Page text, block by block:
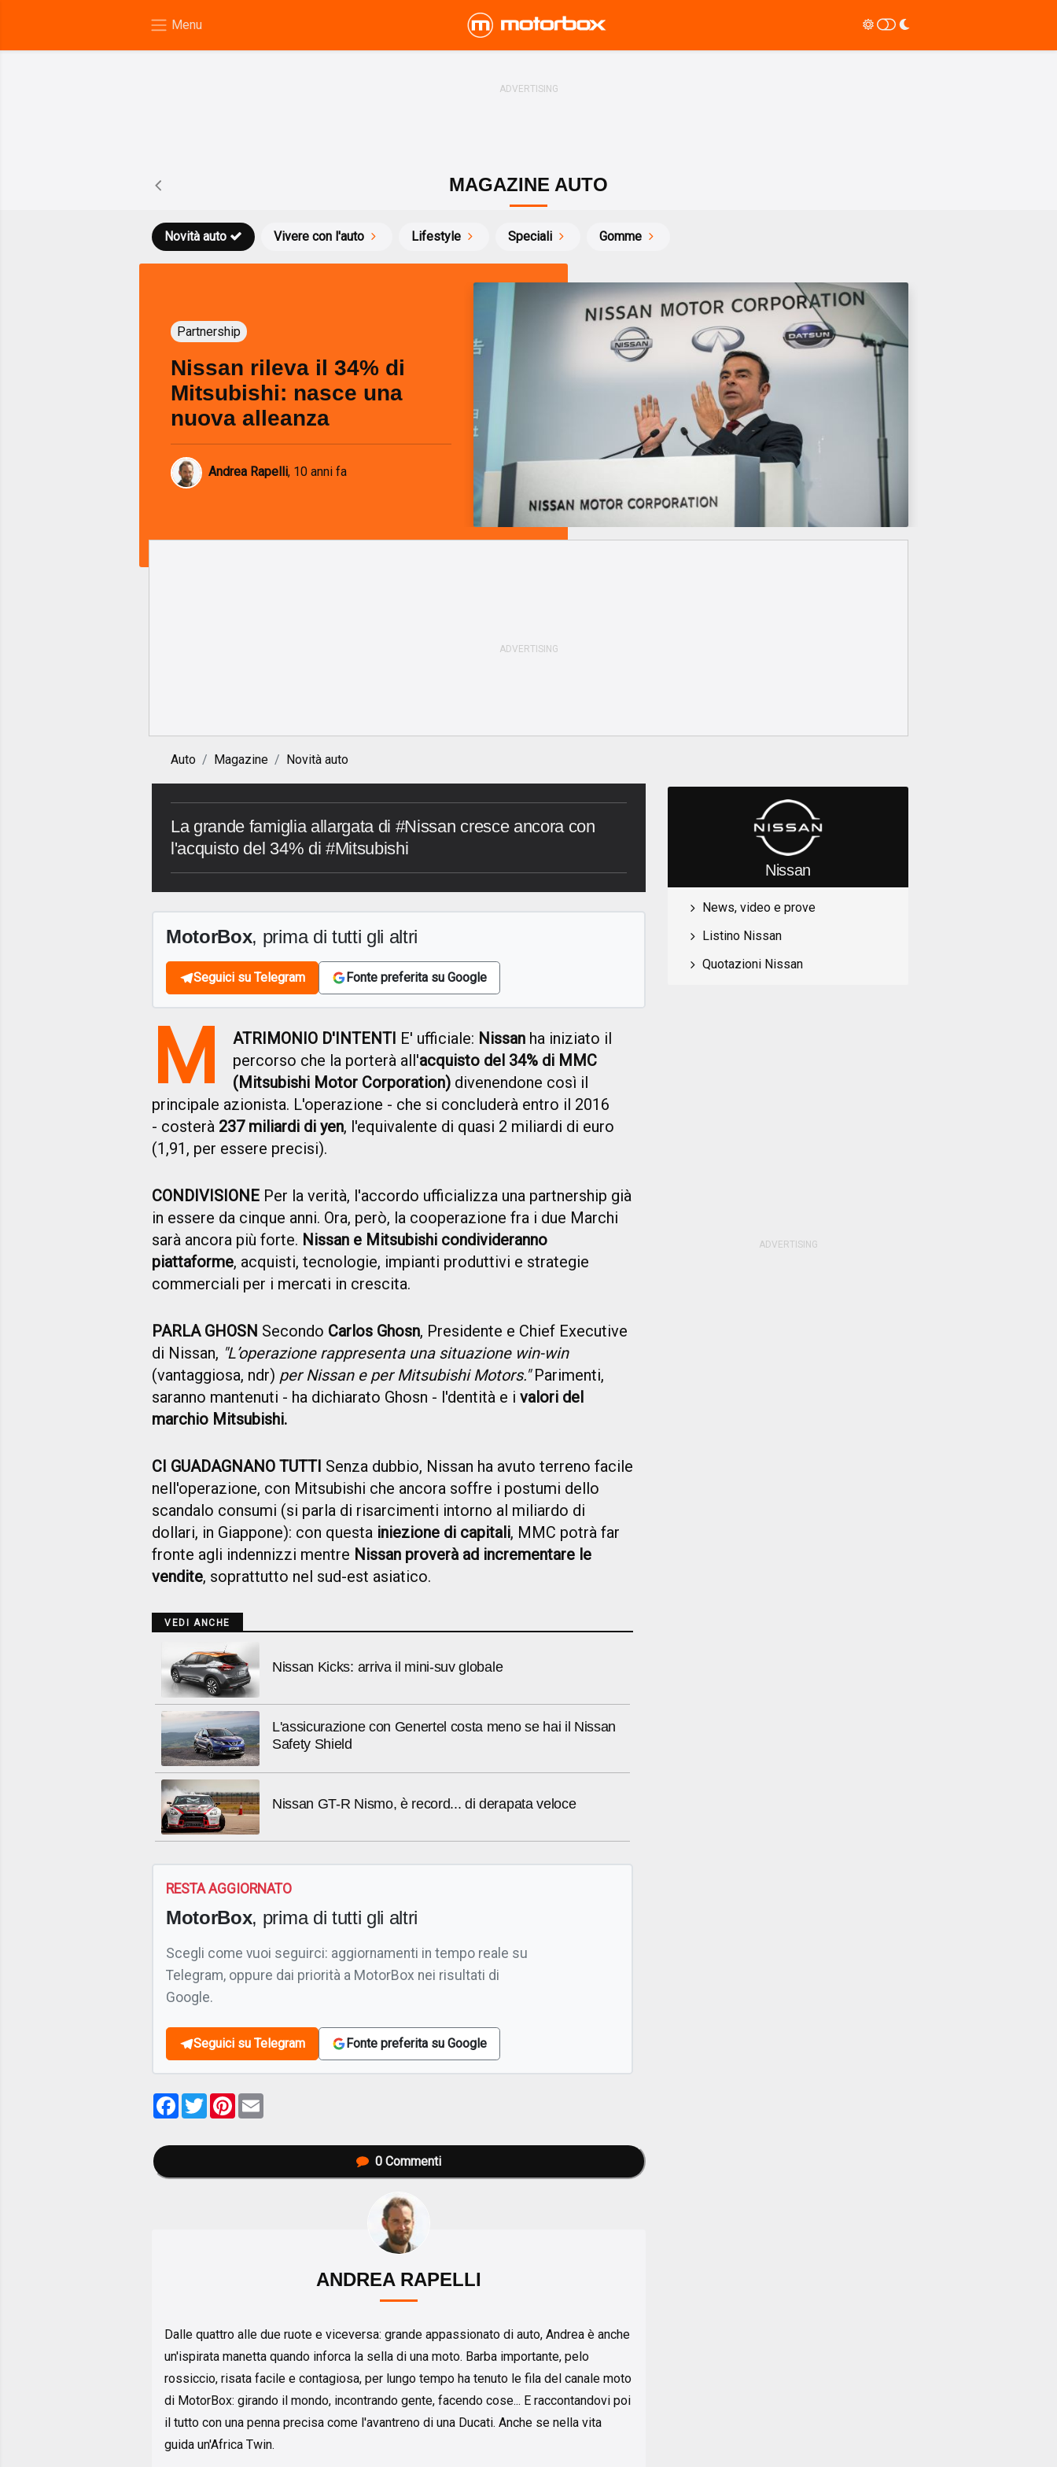
MAGAZINE AUTO
Novità auto Vivere con l'auto Lifestyle Speciali Gomme
Partnership
Nissan rileva il 34% di
Mitsubishi: nasce una
nuova alleanza
Andrea Rapelli, 10 anni fa
Auto Magazine Novità auto
La grande famiglia allargata di #Nissan cresce ancora con
l'acquisto del 34% di #Mitsubishi
MotorBox, prima di tutti gli altri
Seguici su Telegram Fonte preferita su Google
M ATRIMONIO D'INTENTI E' ufficiale: Nissan ha iniziato il
percorso che la porterà all'acquisto del 34% di MMC
(Mitsubishi Motor Corporation) divenendone così il
principale azionista. L'operazione - che si concluderà entro il 2016
- costerà 237 miliardi di yen, l'equivalente di quasi 2 miliardi di euro
(1,91, per essere precisi).
CONDIVISIONE Per la verità, l'accordo ufficializza una partnership già
in essere da cinque anni. Ora, però, la cooperazione fra i due Marchi
sarà ancora più forte. Nissan e Mitsubishi condivideranno
piattaforme, acquisti, tecnologie, impianti produttivi e strategie
commerciali per i mercati in crescita.
PARLA GHOSN Secondo Carlos Ghosn, Presidente e Chief Executive
di Nissan, "L’operazione rappresenta una situazione win-win
(vantaggiosa, ndr) per Nissan e per Mitsubishi Motors."Parimenti,
saranno mantenuti - ha dichiarato Ghosn - l'dentità e i valori del
marchio Mitsubishi.
CI GUADAGNANO TUTTI Senza dubbio, Nissan ha avuto terreno facile
nell'operazione, con Mitsubishi che ancora soffre i postumi dello
scandalo consumi (si parla di risarcimenti intorno al miliardo di
dollari, in Giappone): con questa iniezione di capitali, MMC potrà far
fronte agli indennizzi mentre Nissan proverà ad incrementare le
vendite, soprattutto nel sud-est asiatico.
VEDI ANCHE
Nissan Kicks: arriva il mini-suv globale
L'assicurazione con Genertel costa meno se hai il Nissan
Safety Shield
Nissan GT-R Nismo, è record... di derapata veloce
RESTA AGGIORNATO
MotorBox, prima di tutti gli altri
Scegli come vuoi seguirci: aggiornamenti in tempo reale su
Telegram, oppure dai priorità a MotorBox nei risultati di
Google.
Seguici su Telegram Fonte preferita su Google
Facebook
TwitterPinterest
0 Commenti
ANDREA RAPELLI
Dalle quattro alle due ruote e viceversa: grande appassionato di auto, Andrea è anche
un'ispirata manetta quando inforca la sella di una moto. Barba importante, pelo
rossiccio, risata facile e contagiosa, per lungo tempo ha tenuto le fila del canale moto
di MotorBox: girando il mondo, incontrando gente, facendo cose... E raccontandovi poi
il tutto con una penna precisa come l'avantreno di una Ducati. Anche se nella vita
guida un'Africa Twin.
Nissan
News, video e prove
Listino Nissan
Quotazioni Nissan